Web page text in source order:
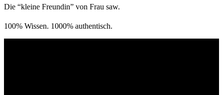
Die “kleine Freundin” von Frau saw.
100% Wissen. 1000% authentisch.